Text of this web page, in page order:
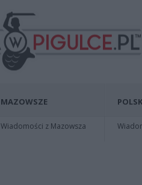
MAZOWSZE
Wiadomości z Mazowsza